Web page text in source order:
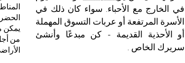
يمكن
من
في الخارج مع الأحباء. سواء كان ذلك في
الأسرة المرتفعة أو عربات التسوق المهملة
أو الأحذية القديمة - كن مبدعًا وأنشئ
سريرك الخاص .